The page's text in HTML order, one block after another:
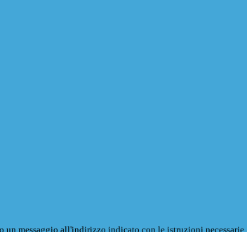
un messaggio all'indirizzo indicato con le istruzioni necessarie.